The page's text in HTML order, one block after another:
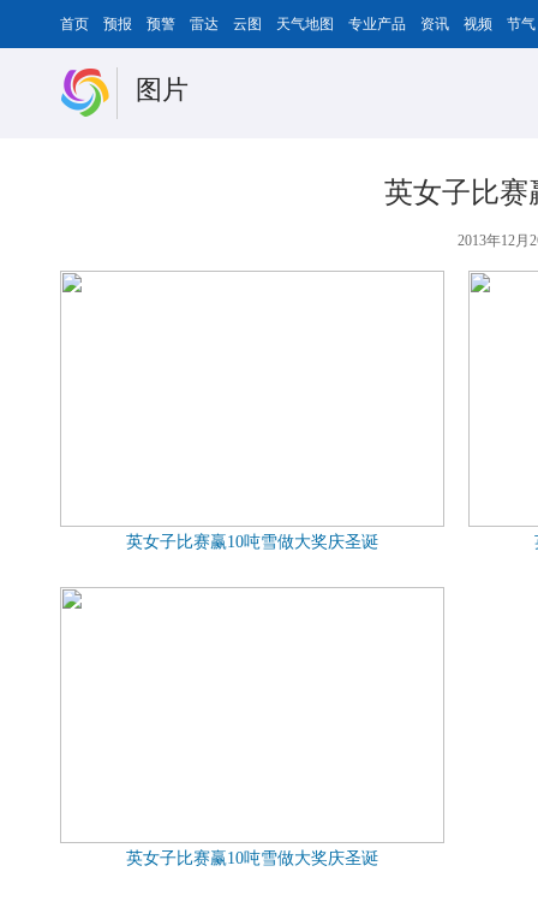
首页 预报 预警 雷达 云图 天气地图 专业产品 资讯 视频 节气
图片
英女子比赛
2013年12月
英女子比赛赢10吨雪做大奖庆圣诞
英女子比赛赢10吨雪做大奖庆圣诞